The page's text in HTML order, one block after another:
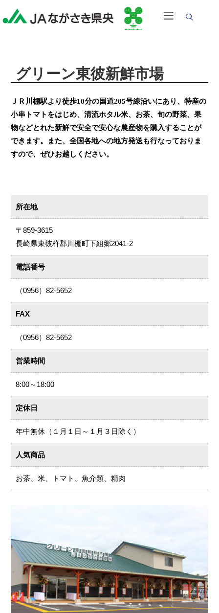
グリーン東彼新鮮市場
ＪＲ川棚駅より徒歩10分の国道205号線沿いにあり、特産の
小串トマトをはじめ、清流ホタル米、お茶、旬の野菜、果
物などとれた新鮮で安全で安心な農産物を購入することが
できます。また、全国各地への地方発送も行なっておりま
すので、ぜひお越しください。
所在地
〒859-3615
長崎県東彼杵郡川棚町下組郷2041-2
電話番号
（0956）82-5652
FAX
（0956）82-5652
営業時間
8:00～18:00
定休日
年中無休（１月１日～１月３日除く）
人気商品
お茶、米、トマト、魚介類、精肉